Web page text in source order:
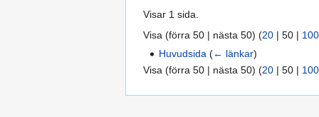
Visar 1 sida.
Visa (förra 50 | nästa 50) (20 | 50 | 100
Huvudsida (← länkar)
Visa (förra 50 | nästa 50) (20 | 50 | 100